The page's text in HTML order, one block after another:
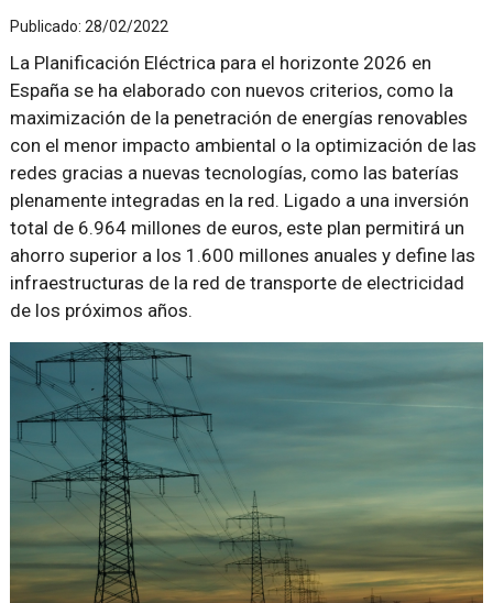
Publicado: 28/02/2022
La Planificación Eléctrica para el horizonte 2026 en
España se ha elaborado con nuevos criterios, como la
maximización de la penetración de energías renovables
con el menor impacto ambiental o la optimización de las
redes gracias a nuevas tecnologías, como las baterías
plenamente integradas en la red. Ligado a una inversión
total de 6.964 millones de euros, este plan permitirá un
ahorro superior a los 1.600 millones anuales y define las
infraestructuras de la red de transporte de electricidad
de los próximos años.